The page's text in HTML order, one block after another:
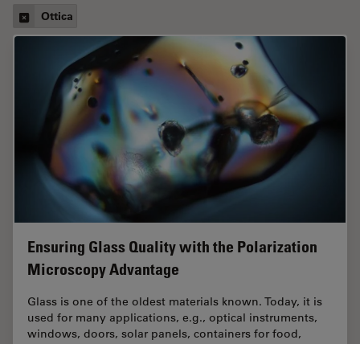
Ottica
Ensuring Glass Quality with the Polarization
Microscopy Advantage
Glass is one of the oldest materials known. Today, it is
used for many applications, e.g., optical instruments,
windows, doors, solar panels, containers for food,